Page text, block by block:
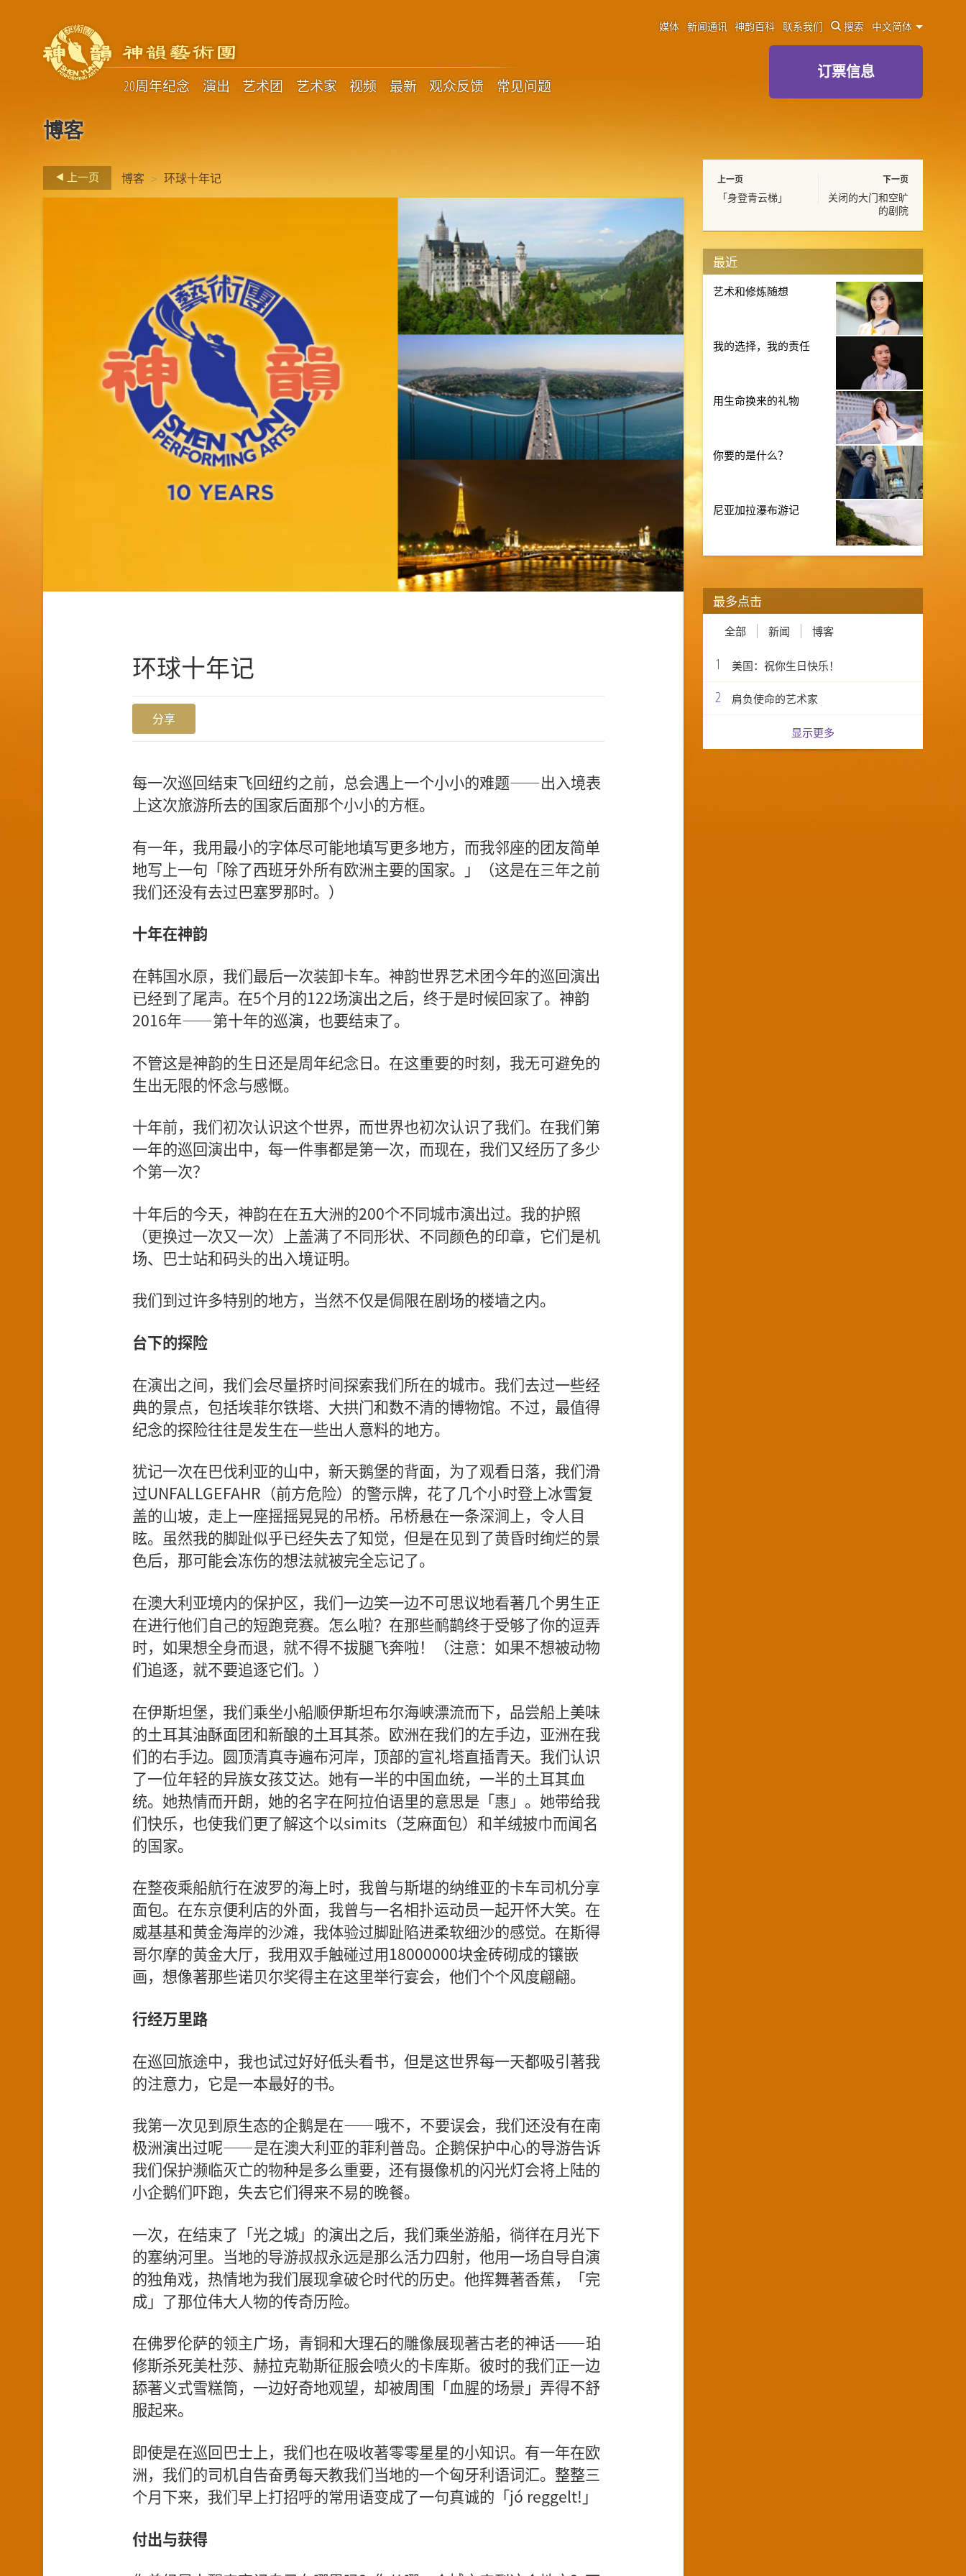
20周年纪念 演出 艺术团 艺术家 视频 最新 观众反馈 常见问题
媒体 新闻通讯 神韵百科 联系我们 搜索 中文简体
订票信息
博客
上一页 博客 > 环球十年记
环球十年记
分享
每一次巡回结束飞回纽约之前，总会遇上一个小小的难题——出入境表
上这次旅游所去的国家后面那个小小的方框。
有一年，我用最小的字体尽可能地填写更多地方，而我邻座的团友简单
地写上一句「除了西班牙外所有欧洲主要的国家。」（这是在三年之前
我们还没有去过巴塞罗那时。）
十年在神韵
在韩国水原，我们最后一次装卸卡车。神韵世界艺术团今年的巡回演出
已经到了尾声。在5个月的122场演出之后，终于是时候回家了。神韵
2016年——第十年的巡演，也要结束了。
不管这是神韵的生日还是周年纪念日。在这重要的时刻，我无可避免的
生出无限的怀念与感慨。
十年前，我们初次认识这个世界，而世界也初次认识了我们。在我们第
一年的巡回演出中，每一件事都是第一次，而现在，我们又经历了多少
个第一次？
十年后的今天，神韵在在五大洲的200个不同城市演出过。我的护照
（更换过一次又一次）上盖满了不同形状、不同颜色的印章，它们是机
场、巴士站和码头的出入境证明。
我们到过许多特别的地方，当然不仅是侷限在剧场的楼墙之内。
台下的探险
在演出之间，我们会尽量挤时间探索我们所在的城市。我们去过一些经
典的景点，包括埃菲尔铁塔、大拱门和数不清的博物馆。不过，最值得
纪念的探险往往是发生在一些出人意料的地方。
犹记一次在巴伐利亚的山中，新天鹅堡的背面，为了观看日落，我们滑
过UNFALLGEFAHR（前方危险）的警示牌，花了几个小时登上冰雪复
盖的山坡，走上一座摇摇晃晃的吊桥。吊桥悬在一条深涧上，令人目
眩。虽然我的脚趾似乎已经失去了知觉，但是在见到了黄昏时绚烂的景
色后，那可能会冻伤的想法就被完全忘记了。
在澳大利亚境内的保护区，我们一边笑一边不可思议地看著几个男生正
在进行他们自己的短跑竞赛。怎么啦？在那些鸸鹋终于受够了你的逗弄
时，如果想全身而退，就不得不拔腿飞奔啦！（注意：如果不想被动物
们追逐，就不要追逐它们。）
在伊斯坦堡，我们乘坐小船顺伊斯坦布尔海峡漂流而下，品尝船上美味
的土耳其油酥面团和新酿的土耳其茶。欧洲在我们的左手边，亚洲在我
们的右手边。圆顶清真寺遍布河岸，顶部的宣礼塔直插青天。我们认识
了一位年轻的异族女孩艾达。她有一半的中国血统，一半的土耳其血
统。她热情而开朗，她的名字在阿拉伯语里的意思是「惠」。她带给我
们快乐，也使我们更了解这个以simits（芝麻面包）和羊绒披巾而闻名
的国家。
在整夜乘船航行在波罗的海上时，我曾与斯堪的纳维亚的卡车司机分享
面包。在东京便利店的外面，我曾与一名相扑运动员一起开怀大笑。在
威基基和黄金海岸的沙滩，我体验过脚趾陷进柔软细沙的感觉。在斯得
哥尔摩的黄金大厅，我用双手触碰过用18000000块金砖砌成的镶嵌
画，想像著那些诺贝尔奖得主在这里举行宴会，他们个个风度翩翩。
行经万里路
在巡回旅途中，我也试过好好低头看书，但是这世界每一天都吸引著我
的注意力，它是一本最好的书。
我第一次见到原生态的企鹅是在——哦不，不要误会，我们还没有在南
极洲演出过呢——是在澳大利亚的菲利普岛。企鹅保护中心的导游告诉
我们保护濒临灭亡的物种是多么重要，还有摄像机的闪光灯会将上陆的
小企鹅们吓跑，失去它们得来不易的晚餐。
一次，在结束了「光之城」的演出之后，我们乘坐游船，徜徉在月光下
的塞纳河里。当地的导游叔叔永远是那么活力四射，他用一场自导自演
的独角戏，热情地为我们展现拿破仑时代的历史。他挥舞著香蕉，「完
成」了那位伟大人物的传奇历险。
在佛罗伦萨的领主广场，青铜和大理石的雕像展现著古老的神话——珀
修斯杀死美杜莎、赫拉克勒斯征服会喷火的卡库斯。彼时的我们正一边
舔著义式雪糕筒，一边好奇地观望，却被周围「血腥的场景」弄得不舒
服起来。
即使是在巡回巴士上，我们也在吸收著零零星星的小知识。有一年在欧
洲，我们的司机自告奋勇每天教我们当地的一个匈牙利语词汇。整整三
个月下来，我们早上打招呼的常用语变成了一句真诚的「jó reggelt!」
付出与获得
上一页
「身登青云梯」
下一页
关闭的大门和空旷
的剧院
最近
艺术和修炼随想
我的选择，我的责任
用生命换来的礼物
你要的是什么？
尼亚加拉瀑布游记
最多点击
全部 新闻 博客
1 美国：祝你生日快乐！
2 肩负使命的艺术家
显示更多